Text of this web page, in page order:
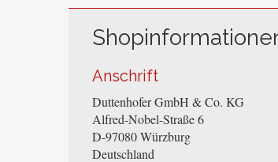
Anschrift
Duttenhofer GmbH & Co. KG
Alfred-Nobel-Straße 6
D-97080Würzburg
Deutschland